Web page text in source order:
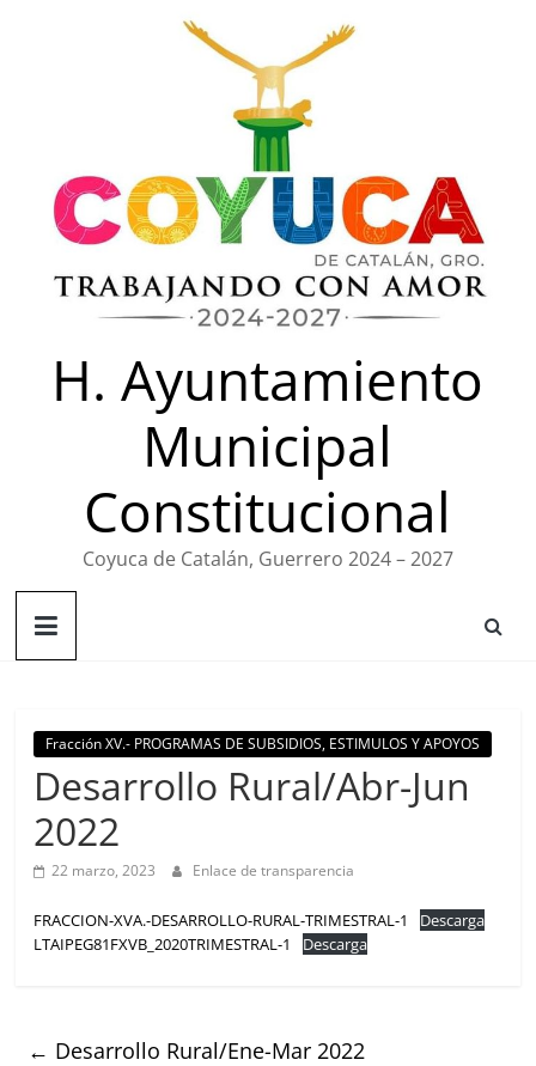
H. Ayuntamiento
Municipal
Constitucional
Coyuca de Catalán, Guerrero 2024 – 2027
Fracción XV.- PROGRAMAS DE SUBSIDIOS, ESTIMULOS Y APOYOS
Desarrollo Rural/Abr-Jun
2022
22 marzo, 2023 Enlace de transparencia
FRACCION-XVA.-DESARROLLO-RURAL-TRIMESTRAL-1
Descarga
LTAIPEG81FXVB_2020TRIMESTRAL-1
Descarga
← Desarrollo Rural/Ene-Mar 2022